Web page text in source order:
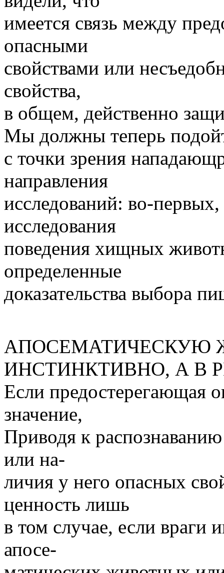
имеется связь между
опасными
свойствами или
свойства,
в общем, действенно
Мы должны теперь
с точки зрения
направления
исследований: во-
исследования
поведения хищных
определенные
доказательства выбора
АПОСЕМАТИЧЕСКУЮ
ИНСТИНКТИВНО, А В
Если предостерегающая
значение,
Приводя к
или на-
личия у него опасных
ценность лишь
в том случае, если враги
апосе-